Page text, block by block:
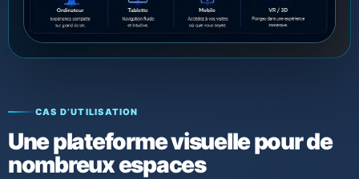
CAS D’UTILISATION
Une plateforme visuelle pour de
nombreux espaces